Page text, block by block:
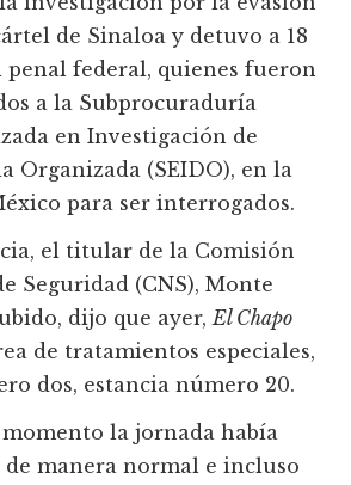
de Sinaloa y detuvo a 18
penal federal, quienes fueron
a la Subprocuraduría
en Investigación de
Organizada (SEIDO), en la
para ser interrogados.
el titular de la Comisión
Seguridad (CNS), Monte
dijo que ayer,El Chapo
de tratamientos especiales,
dos, estancia número 20.
momento la jornada había
manera normal e incluso